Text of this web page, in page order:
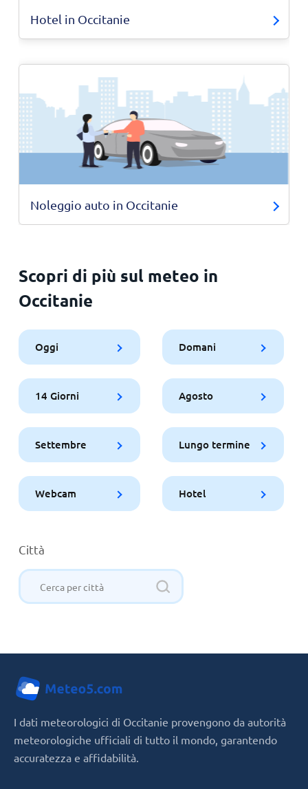
Hotel in Occitanie
Noleggio auto in Occitanie
Scopri di più sul meteo in
Occitanie
Oggi Domani
14 Giorni Agosto
Settembre Lungo termine
Webcam Hotel
Città
I dati meteorologici di Occitanie provengono da autorità
meteorologiche ufficiali di tutto il mondo, garantendo
accuratezza e affidabilità.